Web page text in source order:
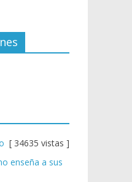
[ 34635 vistas ]
enseña a sus